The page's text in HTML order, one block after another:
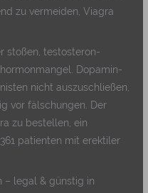
zu vermeiden, Viagra
stoßen, testosteron-
Dopamin-
nicht auszuschließen,
vor fälschungen. Der
zu bestellen, ein
patienten mit erektiler
– legal & günstig in